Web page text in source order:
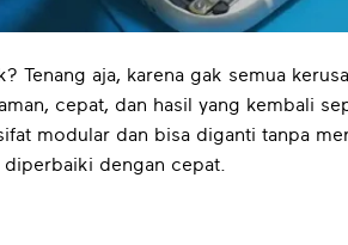
Tenang aja, karena gak semua
cepat, dan hasil yang kembali
modular dan bisa diganti tanpa
diperbaiki dengan cepat.